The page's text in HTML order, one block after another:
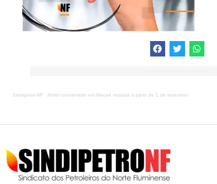
Sindipetro-NF · Hotel conveniado em Macaé mudará a partir de 1 de setembro